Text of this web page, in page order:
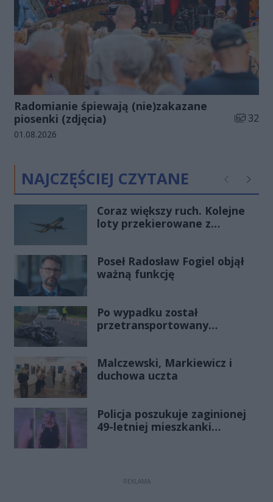
Radomianie śpiewają (nie)zakazane
piosenki (zdjęcia)
Liczba
32
Data dodania galerii:
01.08.2026
NAJCZĘŚCIEJ CZYTANE Poprzednie
Coraz większy ruch. Kolejne
loty przekierowane z
Poseł Radosław Fogiel objął
ważną funkcję
Po wypadku został
przetransportowany
Malczewski, Markiewicz i
duchowa uczta
Policja poszukuje zaginionej
49-letniej mieszkanki
REKLAMA